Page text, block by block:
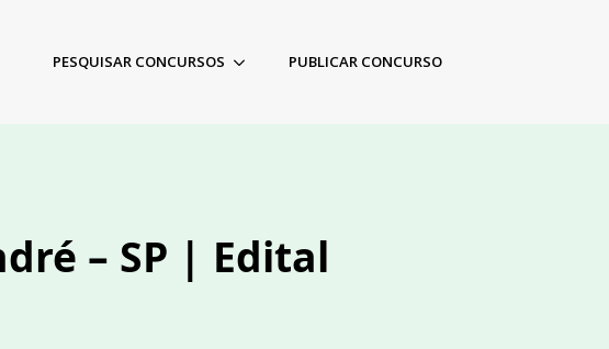
PESQUISAR CONCURSOS PUBLICAR CONCURSO
– SP | Edital